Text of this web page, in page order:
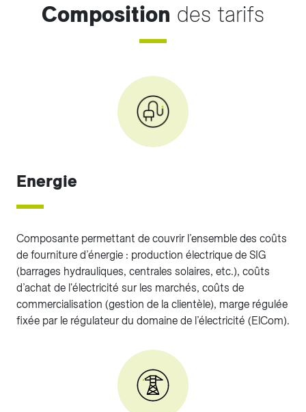
Composition des tarifs
Energie
Composante permettant de couvrir l’ensemble des coûts
de fourniture d’énergie : production électrique de SIG
(barrages hydrauliques, centrales solaires, etc.), coûts
d’achat de l'électricité sur les marchés, coûts de
commercialisation (gestion de la clientèle), marge régulée
fixée par le régulateur du domaine de l’électricité (ElCom).